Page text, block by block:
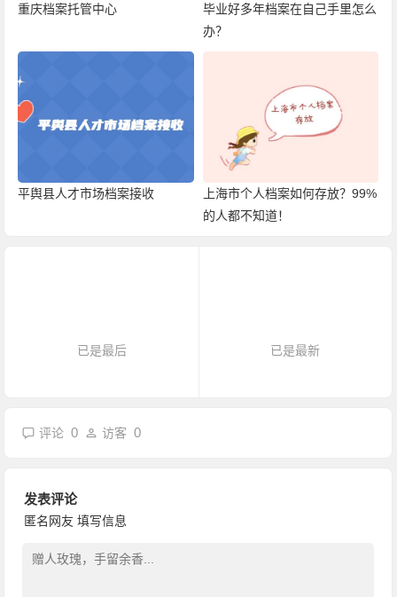
重庆档案托管中心
毕业好多年档案在自己手里怎么
办？
平舆县人才市场档案接收
上海市个人档案如何存放？99%
的人都不知道！
已是最后 已是最新
评论0 访客0
发表评论
匿名网友 填写信息